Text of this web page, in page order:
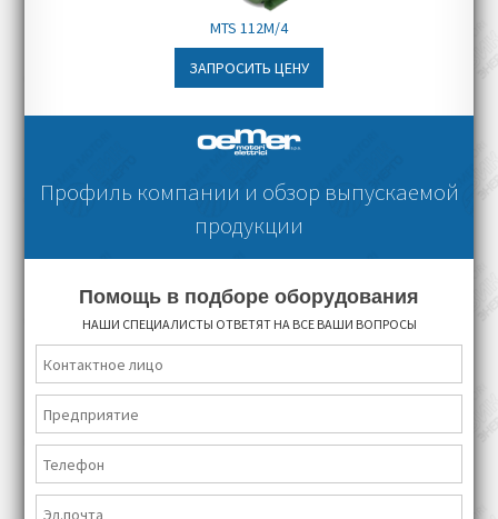
MTS 112M/4
ЗАПРОСИТЬ ЦЕНУ
Профиль компании и обзор выпускаемой
продукции
Помощь в подборе оборудования
НАШИ СПЕЦИАЛИСТЫ ОТВЕТЯТ НА ВСЕ ВАШИ ВОПРОСЫ